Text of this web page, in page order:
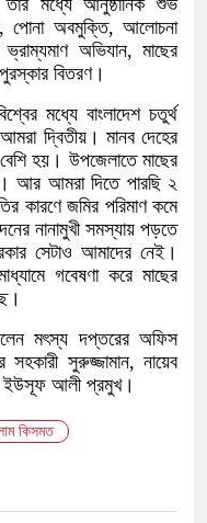
মধ্যে আনুষ্ঠানিক শুভ
পোনা অবমুক্তি, আলোচনা
অভিযান, মাছের
বিতরণ।
মধ্যে বাংলাদেশ চতুর্থ
দ্বিতীয়। মানব দেহের
বেশি হয়। উপজেলাতে মাছের
আর আমরা দিতে পারছি ২
কারণে জমির পরিমাণ কমে
নানামুখী সমস্যায় পড়তে
সেটাও আমাদের নেই।
গবেষণা করে মাছের
মৎস্য দপ্তরের অফিস
সহকারী সুরুজ্জামান, নায়েব
ইউসূফ আলী প্রমুখ।
কিসমত